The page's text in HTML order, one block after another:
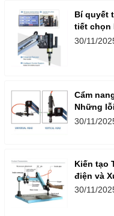
Bí quyết
tiết chọn
Taro Cần
30/11/
Cẩm
Những
nhanh,
30/11/
Kiến tạo
điện và
Doanh
30/11/